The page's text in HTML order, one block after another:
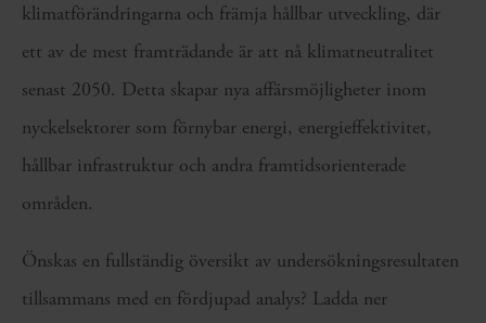
klimatförändringarna och främja hållbar utveckling, där
ett av de mest framträdande är att nå klimatneutralitet
senast 2050. Detta skapar nya affärsmöjligheter inom
nyckelsektorer som förnybar energi, energieffektivitet,
hållbar infrastruktur och andra framtidsorienterade
områden.
Önskas en fullständig översikt av undersökningsresultaten
tillsammans med en fördjupad analys? Ladda ner